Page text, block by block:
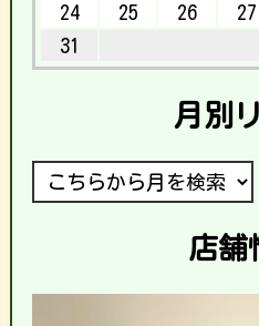
24
25 26 27
31
月別
店舗